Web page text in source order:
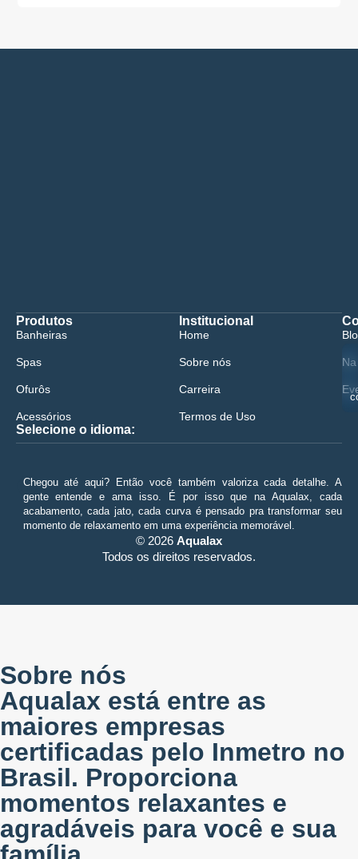
Produtos
Banheiras
Spas
Ofurôs
Acessórios
Institucional
Home
Sobre nós
Carreira
Termos de Uso
Selecione o idioma:
😀
Chegou até aqui? Então você também valoriza cada detalhe. A
gente entende e ama isso. É por isso que na Aqualax, cada
acabamento, cada jato, cada curva é pensado pra transformar seu
momento de relaxamento em uma experiência memorável.
© 2026 Aqualax
Todos os direitos reservados.
Sobre nós
Aqualax está entre as
maiores empresas
certificadas pelo Inmetro no
Brasil. Proporciona
momentos relaxantes e
agradáveis para você e sua